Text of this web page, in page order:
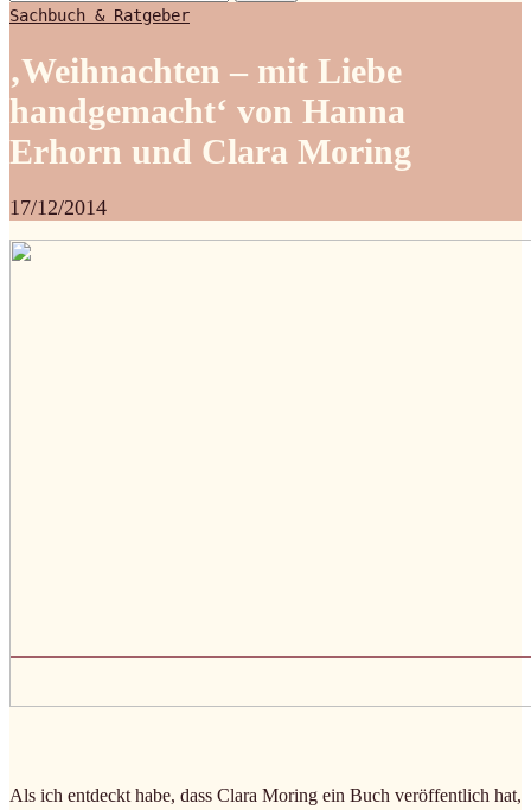
Sachbuch & Ratgeber
‚Weihnachten – mit Liebe
handgemacht‘ von Hanna
Erhorn und Clara Moring
17/12/2014
Als ich entdeckt habe, dass Clara Moring ein Buch veröffentlich hat,